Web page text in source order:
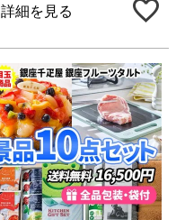
詳細を見る